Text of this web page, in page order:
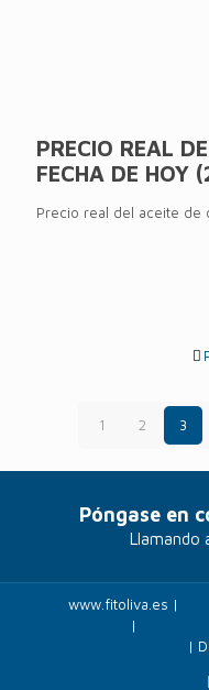
PRECIO REAL
FECHA DE HOY
Precio real del aceite de
1 2 3
Póngase en
Llamando
www.fitoliva.es |
|
|